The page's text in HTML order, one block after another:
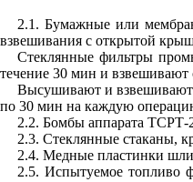
2.1. Бумажные или
взвешивания с открытой
Стеклянные фильтры
течение 30 мин и взвешивают
Высушивают и взвешивают
по 30 мин на каждую
2.2. Бомбы аппарата ТСРТ-
2.3. Стеклянные стаканы,
2.4. Медные пластинки
2.5. Испытуемое топливо